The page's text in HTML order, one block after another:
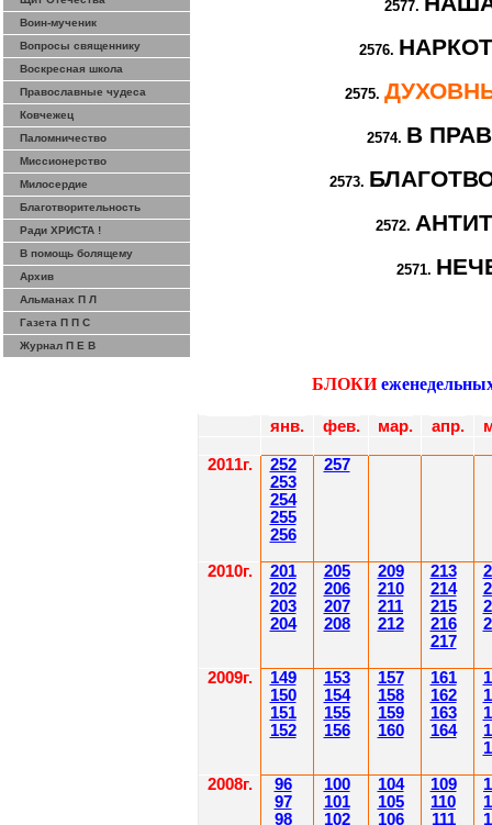
Воин-мученик
Вопросы священнику
Воскресная школа
Православные чудеса
Ковчежец
Паломничество
Миссионерство
Милосердие
Благотворительность
Ради ХРИСТА !
В помощь болящему
Архив
Альманах П Л
Газета П П С
Журнал П Е В
2577.
2576.
2575.
2574. В
2573.
2572.
2571.
БЛОКИ
янв. фев. мар. апр.
2011г.
252
253
254
255
256
257
2010г.
201
202
203
204
205
206
207
208
209
210
211
212
213
214
215
216
217
2009г.
149
150
151
152
153
154
155
156
157
158
159
160
161
162
163
164
2008г.
96
97
98
100
101
102
104
105
106
109
110
111